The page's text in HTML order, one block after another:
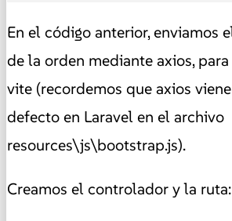
En el código anterior, enviamos
de la orden mediante axios,
vite (recordemos que axios
defecto en Laravel en el archivo
resources\js\bootstrap.js).
Creamos el controlador y la ruta: